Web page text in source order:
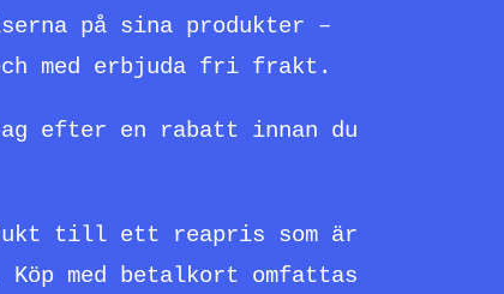
på sina produkter –
med erbjuda fri frakt.
efter en rabatt innan du
till ett reapris som är
med betalkort omfattas